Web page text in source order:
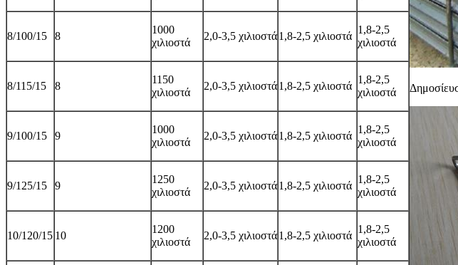
8/100/15 8
1000
χιλιοστά
2,0-3,5 χιλιοστά1,8-2,5 χιλιοστά
1,8-2,5
χιλιοστά
8/115/15 8
1150
χιλιοστά
2,0-3,5 χιλιοστά1,8-2,5 χιλιοστά
1,8-2,5
χιλιοστά
9/100/15 9
1000
χιλιοστά
2,0-3,5 χιλιοστά1,8-2,5 χιλιοστά
1,8-2,5
χιλιοστά
9/125/15 9
1250
χιλιοστά
2,0-3,5 χιλιοστά1,8-2,5 χιλιοστά
1,8-2,5
χιλιοστά
10/120/15 10
1200
χιλιοστά
2,0-3,5 χιλιοστά1,8-2,5 χιλιοστά
1,8-2,5
χιλιοστά